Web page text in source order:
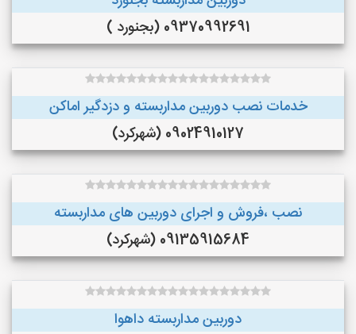
09370992691 (بجنورد )
خدمات نصب دوربین مداربسته و دزدگیر اماکن
09024910127 (شهرکرد)
نصب ،فروش و اجرای دوربین های مداربسته
09135915684 (شهرکرد)
دوربین مداربسته داهوا